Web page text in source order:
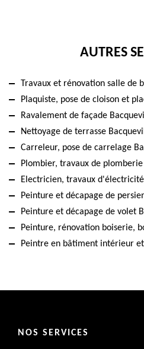
AUTRES
Travaux et rénovation salle de
Plaquiste, pose de cloison et
Ravalement de façade
Nettoyage de terrasse
Carreleur, pose de carrelage
Plombier, travaux de
Electricien, travaux
Peinture et décapage de
Peinture et décapage de volet
Peinture, rénovation boiserie,
Peintre en bâtiment intérieur
NOS SERVICES